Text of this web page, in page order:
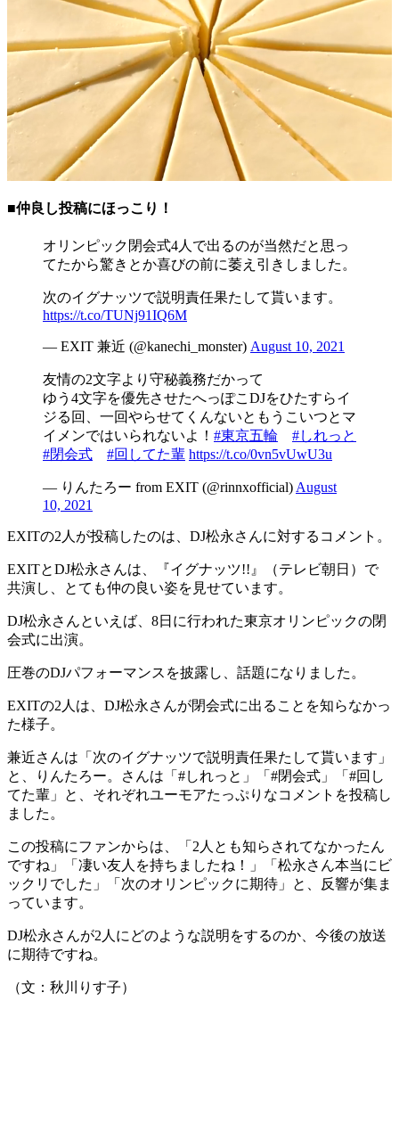
■仲良し投稿にほっこり！
オリンピック閉会式4人で出るのが当然だと思っ
てたから驚きとか喜びの前に萎え引きしました。
次のイグナッツで説明責任果たして貰います。
https://t.co/TUNj91IQ6M
— EXIT 兼近 (@kanechi_monster) August 10, 2021
友情の2文字より守秘義務だかって
ゆう4文字を優先させたへっぽこDJをひたすらイ
ジる回、一回やらせてくんないともうこいつとマ
イメンではいられないよ！ #東京五輪
#しれっと
#閉会式
#回してた輩 https://t.co/0vn5vUwU3u
— りんたろー from EXIT (@rinnxofficial) August
10, 2021
EXITの2人が投稿したのは、DJ松永さんに対するコメント。
EXITとDJ松永さんは、『イグナッツ!!』（テレビ朝日）で
共演し、とても仲の良い姿を見せています。
DJ松永さんといえば、8日に行われた東京オリンピックの閉
会式に出演。
圧巻のDJパフォーマンスを披露し、話題になりました。
EXITの2人は、DJ松永さんが閉会式に出ることを知らなかっ
た様子。
兼近さんは「次のイグナッツで説明責任果たして貰います」
と、りんたろー。さんは「#しれっと」「#閉会式」「#回し
てた輩」と、それぞれユーモアたっぷりなコメントを投稿し
ました。
この投稿にファンからは、「2人とも知らされてなかったん
ですね」「凄い友人を持ちましたね！」「松永さん本当にビ
ックリでした」「次のオリンピックに期待」と、反響が集ま
っています。
DJ松永さんが2人にどのような説明をするのか、今後の放送
に期待ですね。
（文：秋川りす子）